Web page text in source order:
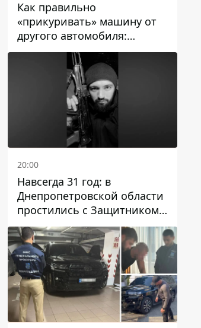
Как правильно
«прикуривать» машину от
другого автомобиля:
инструкция для водителей
20:00
Навсегда 31 год: в
Днепропетровской области
простились с Защитником
Александром Репиным